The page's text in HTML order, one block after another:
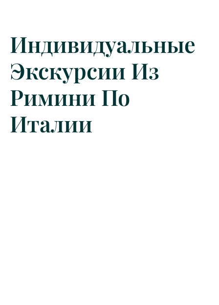
Индивидуальные
Экскурсии Из
Римини По
Италии